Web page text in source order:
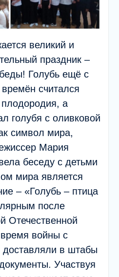
великий и
праздник –
Голубь ещё с
считался
а
голубя с оливковой
символ мира,
Мария
беседу с детьми
мира является
– «Голубь – птица
после
Отечественной
войны с
в штабы
Участвуя